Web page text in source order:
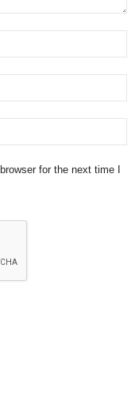
for the next time I